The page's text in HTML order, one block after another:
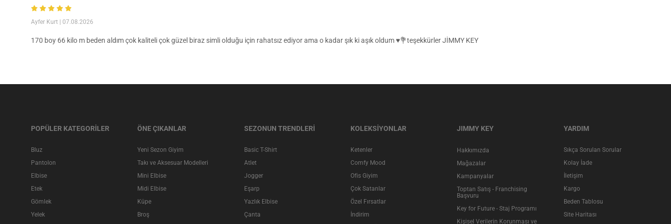
Ayfer Kurt | 07.08.2026
170 boy 66 kilo m beden aldım çok kaliteli çok güzel biraz simli olduğu için rahatsız ediyor ama o kadar şık ki aşık oldum ♥️💐teşekkürler JİMMY KEY
POPÜLER KATEGORİLER
Bluz
Pantolon
Elbise
Etek
Gömlek
Yelek
ÖNE ÇIKANLAR
Yeni Sezon Giyim
Takı ve Aksesuar Modelleri
Mini Elbise
Midi Elbise
Küpe
Broş
SEZONUN TRENDLERİ
Basic T-Shirt
Atlet
Jogger
Eşarp
Yazlık Elbise
Çanta
KOLEKSİYONLAR
Ketenler
Comfy Mood
Ofis Giyim
Çok Satanlar
Özel Fırsatlar
İndirim
JIMMY KEY
Hakkımızda
Mağazalar
Kampanyalar
Toptan Satış - Franchising
Başvuru
Key for Future - Staj Programı
Kişisel Verilerin Korunması ve
YARDIM
Sıkça Sorulan Sorular
Kolay İade
İletişim
Kargo
Beden Tablosu
Site Haritası